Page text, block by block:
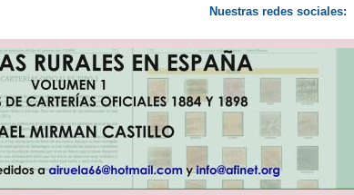
Nuestras redes sociales: